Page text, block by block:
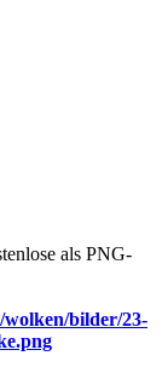
als PNG-
bilder/23-